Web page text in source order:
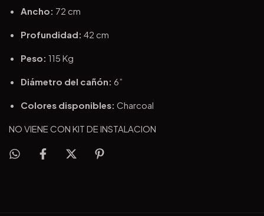
Ancho: 72 cm
Profundidad: 42 cm
Peso: 115 Kg
Diámetro del cañón: 6”
Colores disponibles: Charcoal
NO VIENE CON KIT DE INSTALACION